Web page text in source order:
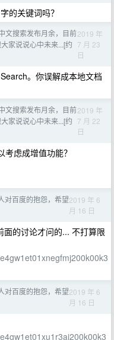
的关键词吗？
文搜索发布月余，目前
家说说心中未来...[约
2019 年
7 月 23
日
。你误解成本地文档
文搜索发布月余，目前
家说说心中未来...[约
2019 年
7 月 22
日
虑成增值功能？
对百度的抱怨，希望2019 年 6
月 16 日
的讨论才问的... 不打算限
对百度的抱怨，希望2019 年 6
月 16 日